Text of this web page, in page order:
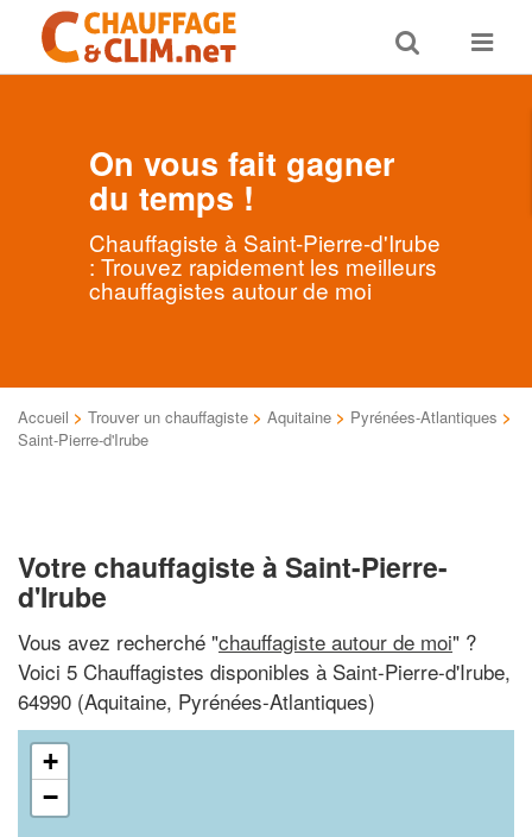
Toggle
search
Toggle
On vous fait gagner
du temps !
Chauffagiste à Saint-Pierre-d'Irube
: Trouvez rapidement les meilleurs
chauffagistes autour de moi
Accueil > Trouver un chauffagiste > Aquitaine > Pyrénées-Atlantiques >
Saint-Pierre-d'Irube
Votre chauffagiste à Saint-Pierre-
d'Irube
Vous avez recherché "chauffagiste autour de moi" ?
Voici 5 Chauffagistes disponibles à Saint-Pierre-d'Irube,
64990 (Aquitaine, Pyrénées-Atlantiques)
+
−